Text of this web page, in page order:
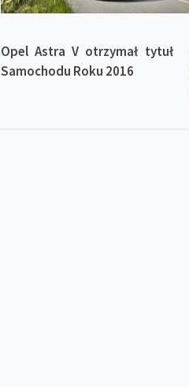
Opel Astra V otrzymał tytuł
Samochodu Roku 2016